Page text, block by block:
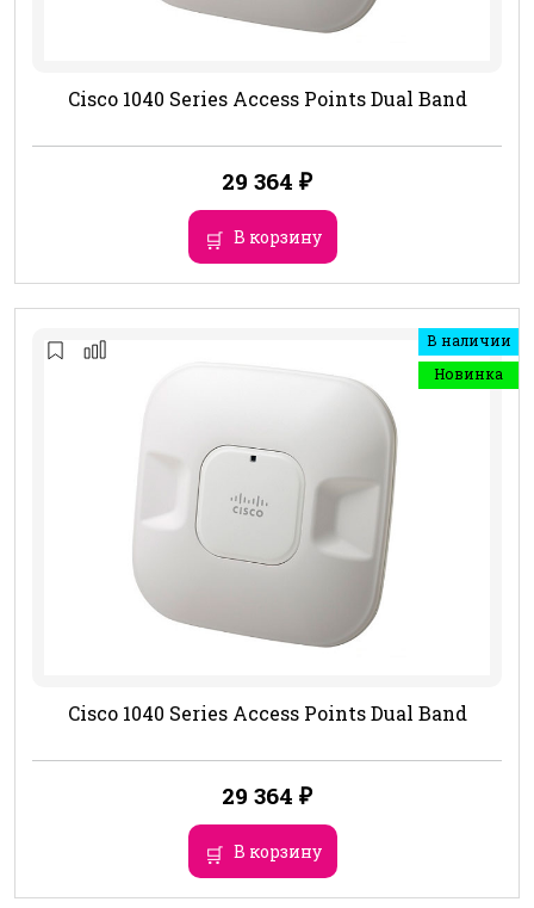
Cisco 1040 Series Access Points Dual Band
29 364 ₽
В корзину
В наличии
Новинка
Cisco 1040 Series Access Points Dual Band
29 364 ₽
В корзину